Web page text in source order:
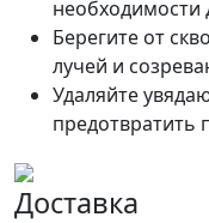
необходимости
Берегите от
лучей и
Удаляйте
предотвратить
Доставка